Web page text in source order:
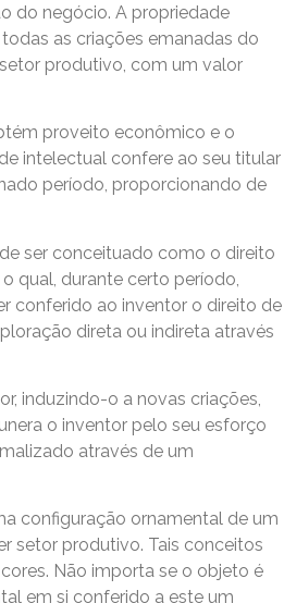
do negócio. A propriedade
as criações emanadas do
produtivo, com um valor
proveito econômico e o
intelectual confere ao seu titular
período, proporcionando de
ser conceituado como o direito
qual, durante certo período,
conferido ao inventor o direito de
direta ou indireta através
induzindo-o a novas criações,
o inventor pelo seu esforço
através de um
configuração ornamental de um
setor produtivo. Tais conceitos
Não importa se o objeto é
em si conferido a este um